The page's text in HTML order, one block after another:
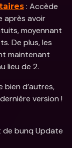
: Accède
après avoir
moyennant
De plus, les
maintenant
lieu de 2.
d’autres,
version !
de bunq Update